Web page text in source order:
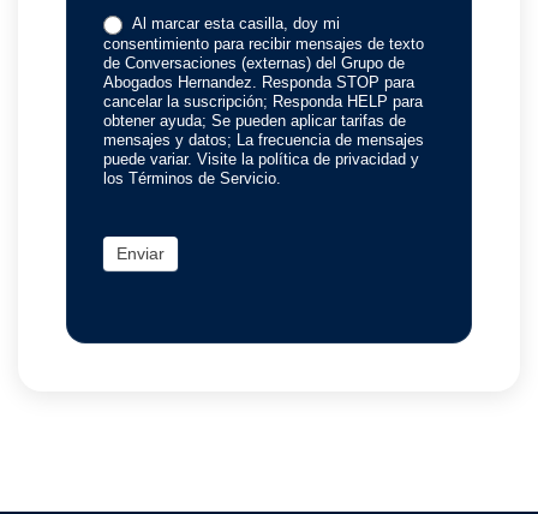
Al marcar esta casilla, doy mi
consentimiento para recibir mensajes de texto
de Conversaciones (externas) del Grupo de
Abogados Hernandez. Responda STOP para
cancelar la suscripción; Responda HELP para
obtener ayuda; Se pueden aplicar tarifas de
mensajes y datos; La frecuencia de mensajes
puede variar. Visite la política de privacidad y
los Términos de Servicio.
Enviar